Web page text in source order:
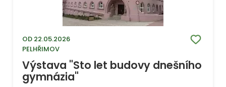
OD 22.05.2026
PELHŘIMOV
Výstava "Sto let budovy dnešního
gymnázia"